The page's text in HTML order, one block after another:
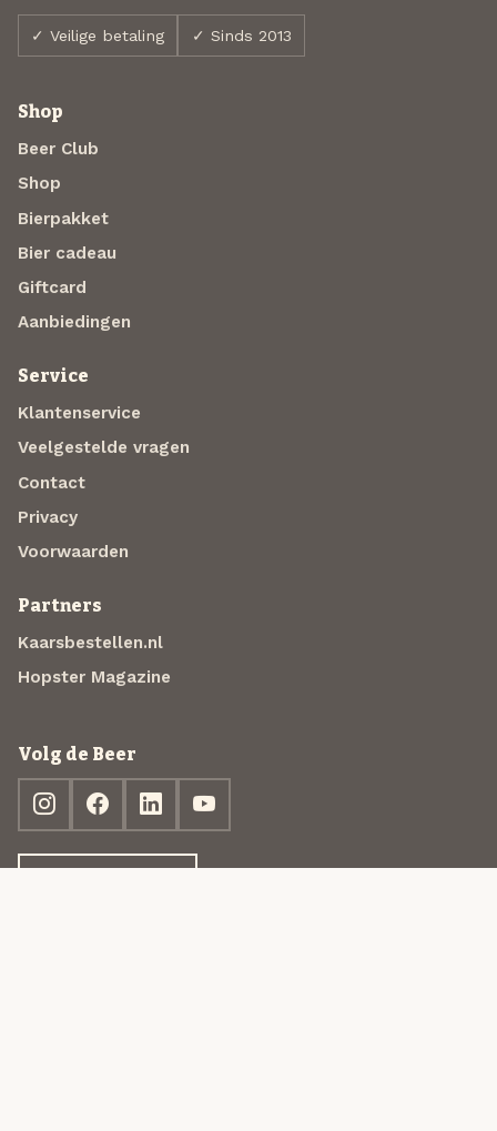
✓ Veilige betaling ✓ Sinds 2013
Shop
Beer Club
Shop
Bierpakket
Bier cadeau
Giftcard
Aanbiedingen
Service
Klantenservice
Veelgestelde vragen
Contact
Privacy
Voorwaarden
Partners
Kaarsbestellen.nl
Hopster Magazine
Volg de Beer